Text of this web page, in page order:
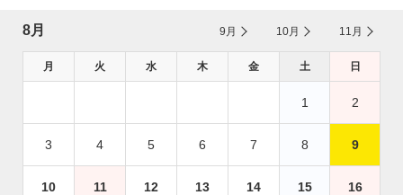
8月 9月 10月 11月
月 火 水 木 金 土 日
1 2
3 4 5 6 7 8 9
10 11 12 13 14 15 16